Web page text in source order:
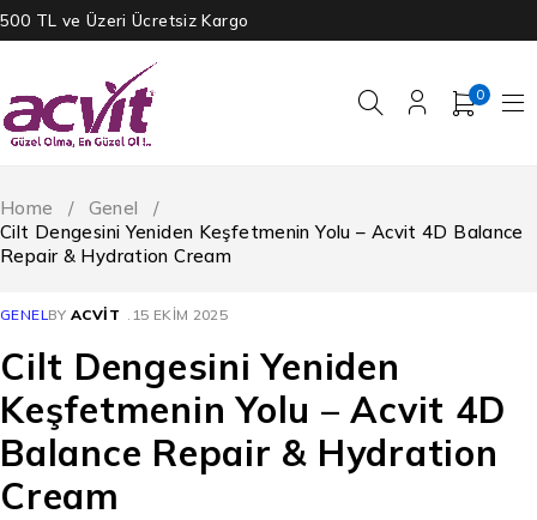
500 TL ve Üzeri Ücretsiz Kargo
0
Home / Genel
/
Cilt Dengesini Yeniden Keşfetmenin Yolu – Acvit 4D Balance
Repair & Hydration Cream
GENELBY ACVIT 15 EKIM 2025
Cilt Dengesini Yeniden
Keşfetmenin Yolu – Acvit 4D
Balance Repair & Hydration
Cream